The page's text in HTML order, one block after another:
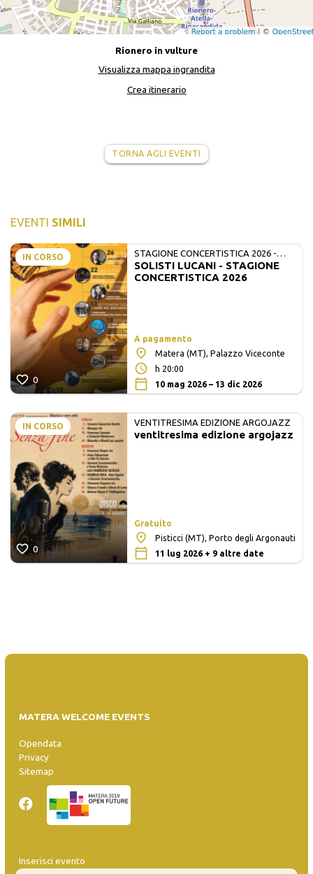
Rionero in vulture
Visualizza mappa ingrandita
Crea itinerario
TORNA AGLI EVENTI
EVENTI SIMILI
IN CORSO
0
STAGIONE CONCERTISTICA 2026 -
MATE E SOLISTI LUCANI
SOLISTI LUCANI - STAGIONE
CONCERTISTICA 2026
A pagamento
Matera (MT), Palazzo Viceconte
h 20:00
10 mag 2026 – 13 dic 2026
IN CORSO
0
VENTITRESIMA EDIZIONE ARGOJAZZ
ventitresima edizione argojazz
Gratuito
Pisticci (MT), Porto degli Argonauti
11 lug 2026 + 9 altre date
MATERA WELCOME EVENTS
Opendata
Privacy
Sitemap
Inserisci evento